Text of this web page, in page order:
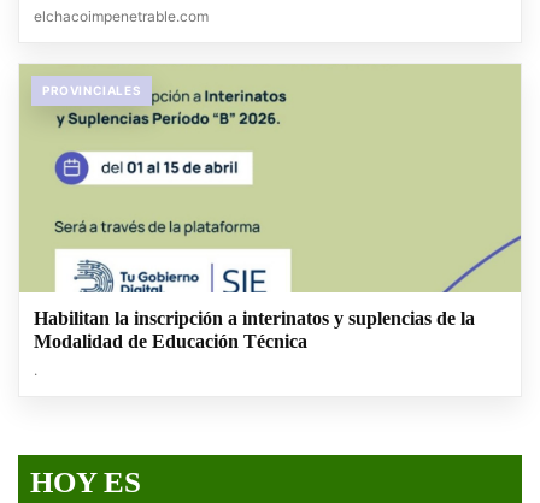
elchacoimpenetrable.com
PROVINCIALES
Habilitan la inscripción a interinatos y suplencias de la
Modalidad de Educación Técnica
.
HOY ES